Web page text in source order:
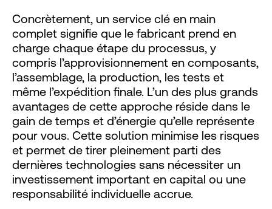
Concrètement, un service clé en main
complet signifie que le fabricant prend en
charge chaque étape du processus, y
compris l’approvisionnement en composants,
l’assemblage, la production, les tests et
même l’expédition finale. L’un des plus grands
avantages de cette approche réside dans le
gain de temps et d’énergie qu’elle représente
pour vous. Cette solution minimise les risques
et permet de tirer pleinement parti des
dernières technologies sans nécessiter un
investissement important en capital ou une
responsabilité individuelle accrue.